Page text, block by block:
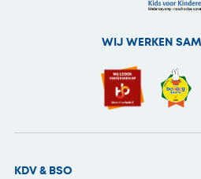
WIJ WERKEN
KDV & BSO